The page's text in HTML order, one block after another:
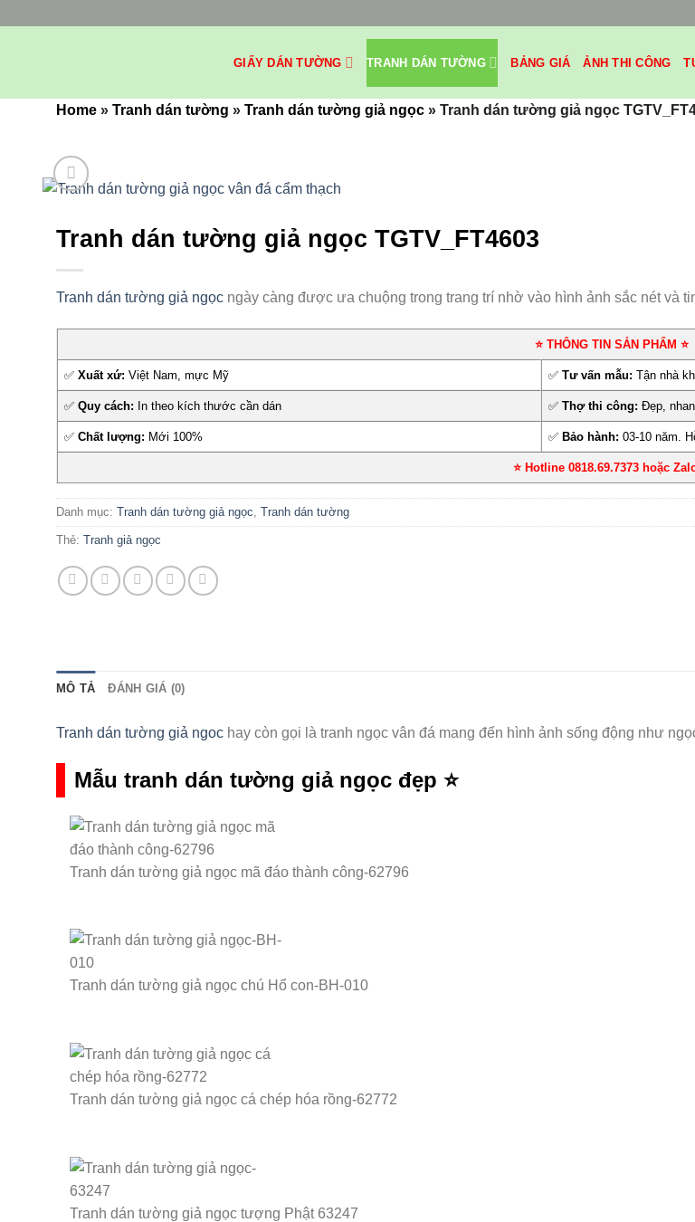
GIẤY DÁN TƯỜNG TRANH DÁN TƯỜNG BẢNG GIÁ ẢNH THI CÔNG
Home » Tranh dán tường » Tranh dán tường giả ngọc » Tranh dán tường giả ngọc
Tranh dán tường giả ngọc TGTV_FT4603
Tranh dán tường giả ngọc ngày càng được ưa chuộng trong trang trí nhờ vào hình ảnh sắc nét và
⭐ THÔNG TIN SẢN PHẨM ⭐
✅Xuất xứ: Việt Nam, mực Mỹ ✅Tư vấn mẫu: Tận nhà
✅Quy cách: In theo kích thước cần dán ✅Thợ thi công: Đẹp,
✅Chất lượng: Mới 100% ✅ Bảo hành: 03-10 năm.
⭐ Hotline 0818.69.7373 hoặc
Danh mục: Tranh dán tường giả ngọc Tranh dán tường
Thẻ: Tranh giả ngọc
MÔ TẢ ĐÁNH GIÁ (0)
Tranh dán tường giả ngoc hay còn gọi là tranh ngọc vân đá mang đến hình ảnh sống động như
Mẫu tranh dán tường giả ngọc đẹp ⭐
Tranh dán tường giả ngọc mã đáo thành công-62796
Tranh dán tường giả ngọc chú Hổ con-BH-010
Tranh dán tường giả ngọc cá chép hóa rồng-62772
Tranh dán tường giả ngọc tượng Phật 63247